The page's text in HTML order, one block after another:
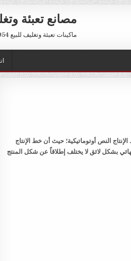
مصانع تعبئة
ماكينات تعبئة وتغليف للبيع 01211116954 – 01211116956 – 01211116958
النص أوتوماتيكية؛ حيث أن خط الإنتاج
بشكل لائق لا يختلف إطلاقاً عن شكل المنتج